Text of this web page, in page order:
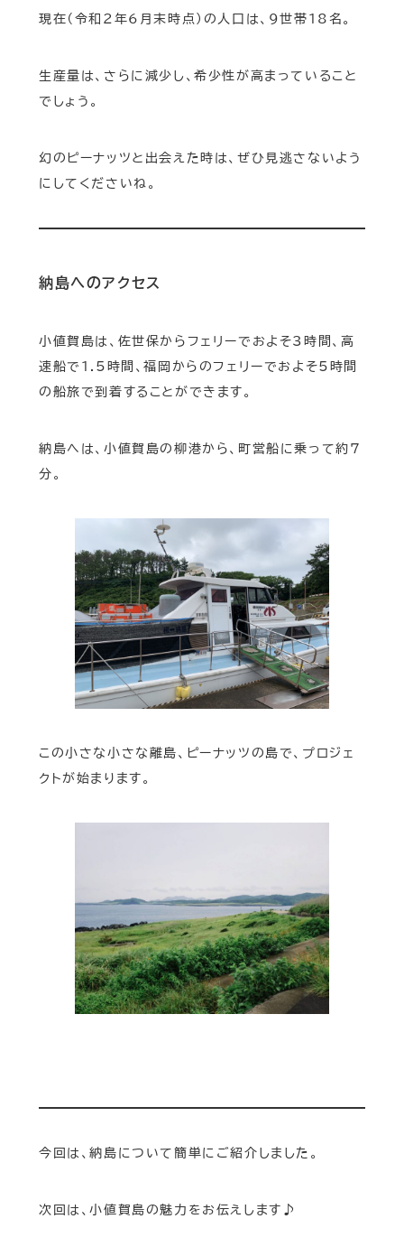
現在（令和2年6月末時点）の人口は、9世帯18名。
生産量は、さらに減少し、希少性が高まっていること
でしょう。
幻のピーナッツと出会えた時は、ぜひ見逃さないよう
にしてくださいね。
納島へのアクセス
小値賀島は、佐世保からフェリーでおよそ3時間、高
速船で1.5時間、福岡からのフェリーでおよそ5時間
の船旅で到着することができます。
納島へは、小値賀島の柳港から、町営船に乗って約7
分。
この小さな小さな離島、ピーナッツの島で、プロジェ
クトが始まります。
今回は、納島について簡単にご紹介しました。
次回は、小値賀島の魅力をお伝えします♪